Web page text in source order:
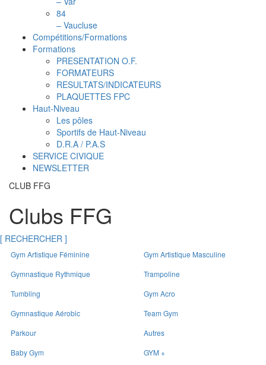
84
– Vaucluse
Compétitions/Formations
Formations
PRESENTATION O.F.
FORMATEURS
RESULTATS/INDICATEURS
PLAQUETTES FPC
Haut-Niveau
Les pôles
Sportifs de Haut-Niveau
D.R.A / P.A.S
SERVICE CIVIQUE
NEWSLETTER
CLUB FFG
Clubs FFG
[ RECHERCHER ]
Gym Artistique Féminine
Gym Artistique Masculine
Gymnastique Rythmique
Trampoline
Tumbling
Gym Acro
Gymnastique Aérobic
Team Gym
Parkour
Autres
Baby Gym
GYM +